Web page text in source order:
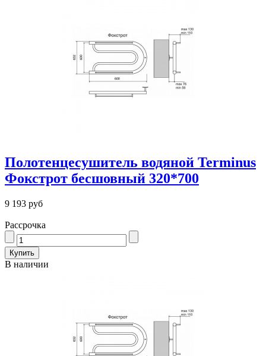
Полотенцесушитель водяной Terminus
Фокстрот бесшовный 320*700
9 193 руб
Рассрочка
В наличии